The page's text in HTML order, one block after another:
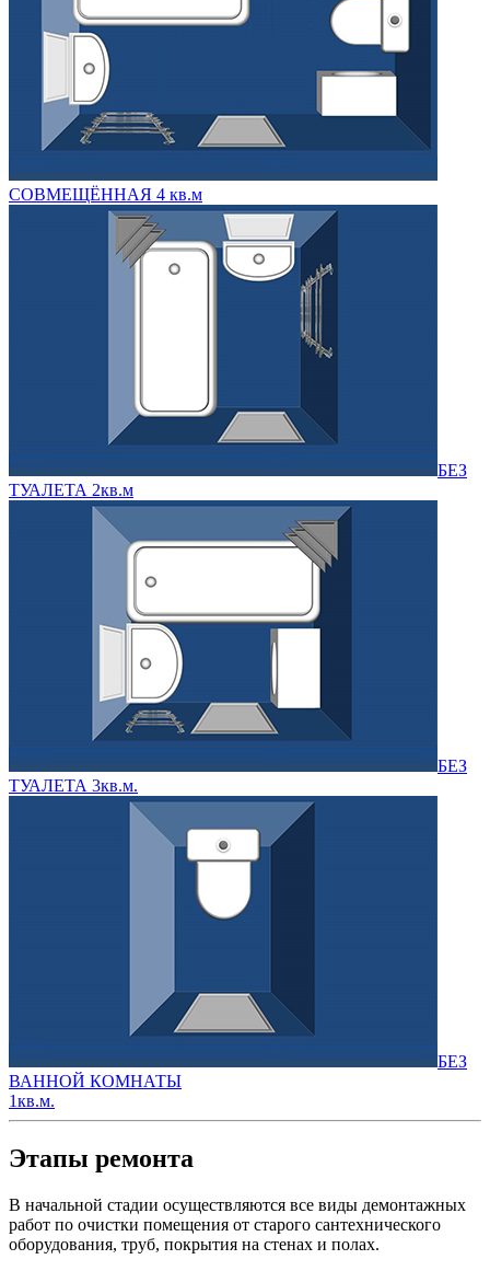
СОВМЕЩЁННАЯ 4 кв.м
БЕЗ
ТУАЛЕТА 2кв.м
БЕЗ
ТУАЛЕТА 3кв.м.
БЕЗ
ВАННОЙ КОМНАТЫ
1кв.м.
Этапы ремонта
В начальной стадии осуществляются все виды демонтажных
работ по очистки помещения от старого сантехнического
оборудования, труб, покрытия на стенах и полах.